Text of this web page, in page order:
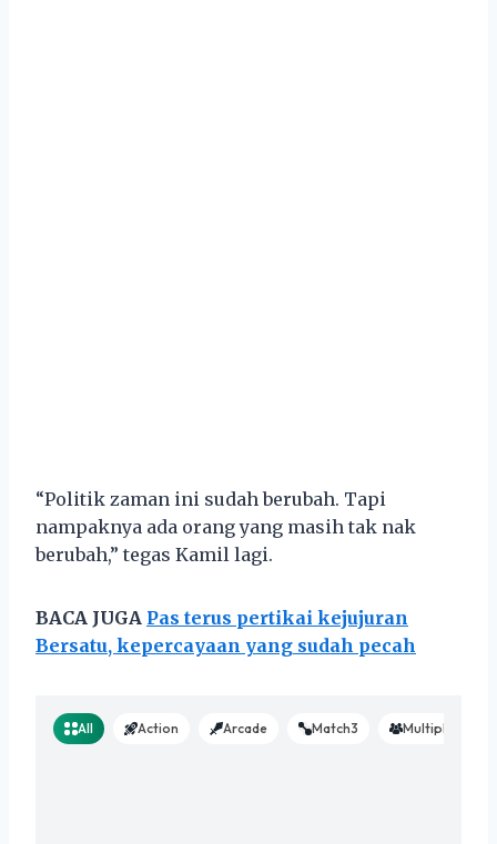
“Politik zaman ini sudah berubah. Tapi
nampaknya ada orang yang masih tak nak
berubah,” tegas Kamil lagi.
BACA JUGA Pas terus pertikai kejujuran
Bersatu, kepercayaan yang sudah pecah